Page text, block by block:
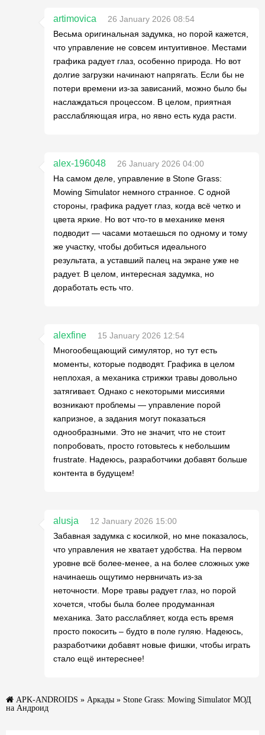
artimovica
26 January 2026 08:54
Весьма оригинальная задумка, но порой кажется,
что управление не совсем интуитивное. Местами
графика радует глаз, особенно природа. Но вот
долгие загрузки начинают напрягать. Если бы не
потери времени из-за зависаний, можно было бы
наслаждаться процессом. В целом, приятная
расслабляющая игра, но явно есть куда расти.
alex-196048
26 January 2026 04:00
На самом деле, управление в Stone Grass:
Mowing Simulator немного странное. С одной
стороны, графика радует глаз, когда всё четко и
цвета яркие. Но вот что-то в механике меня
подводит — часами мотаешься по одному и тому
же участку, чтобы добиться идеального
результата, а уставший палец на экране уже не
радует. В целом, интересная задумка, но
доработать есть что.
alexfine
15 January 2026 12:54
Многообещающий симулятор, но тут есть
моменты, которые подводят. Графика в целом
неплохая, а механика стрижки травы довольно
затягивает. Однако с некоторыми миссиями
возникают проблемы — управление порой
капризное, а задания могут показаться
однообразными. Это не значит, что не стоит
попробовать, просто готовьтесь к небольшим
frustrate. Надеюсь, разработчики добавят больше
контента в будущем!
alusja
12 January 2026 15:00
Забавная задумка с косилкой, но мне показалось,
что управления не хватает удобства. На первом
уровне всё более-менее, а на более сложных уже
начинаешь ощутимо нервничать из-за
неточности. Море травы радует глаз, но порой
хочется, чтобы была более продуманная
механика. Зато расслабляет, когда есть время
просто покосить – будто в поле гуляю. Надеюсь,
разработчики добавят новые фишки, чтобы играть
стало ещё интереснее!
APK-ANDROIDS » Аркады » Stone Grass: Mowing Simulator МОД
на Андроид